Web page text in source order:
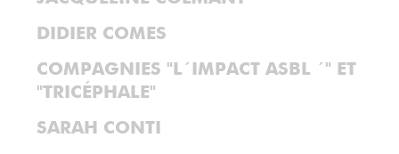
DIDIER COMES
COMPAGNIES "L´IMPACT ASBL ´" ET
"TRICÉPHALE"
SARAH CONTI